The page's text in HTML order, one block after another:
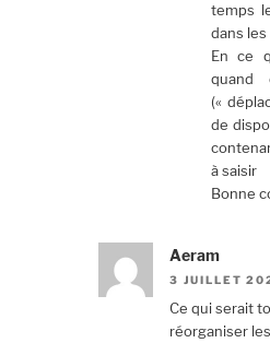
temps
dans les
En ce
quand
(«
de
à saisir
Bonne
Aeram
3 JUILLET
Ce qui serait
réorganiser